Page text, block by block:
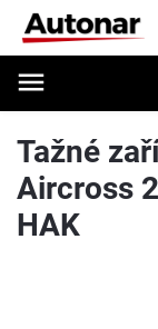
Tažné
Aircross
HAK